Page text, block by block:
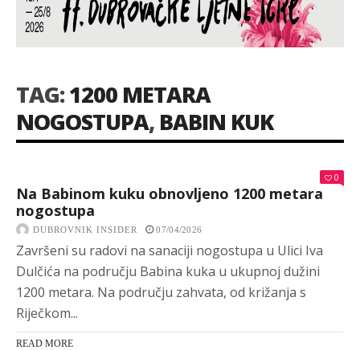
TAG:1200 METARA
NOGOSTUPA, BABIN KUK
0
Na Babinom kuku obnovljeno 1200 metara
nogostupa
DUBROVNIK INSIDER 07/04/2026
Završeni su radovi na sanaciji nogostupa u Ulici Iva
Dulčića na području Babina kuka u ukupnoj dužini
1200 metara. Na području zahvata, od križanja s
Riječkom...
READ MORE